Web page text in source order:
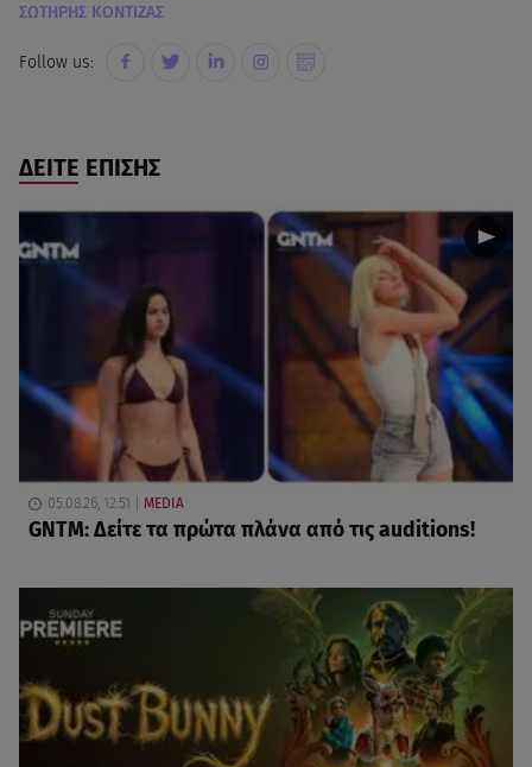
ΣΩΤΗΡΗΣ ΚΟΝΤΙΖΑΣ
Follow us:
ΔΕΙΤΕ ΕΠΙΣΗΣ
05.08.26, 12:51 MEDIA
GNTM: Δείτε τα πρώτα πλάνα από τις auditions!